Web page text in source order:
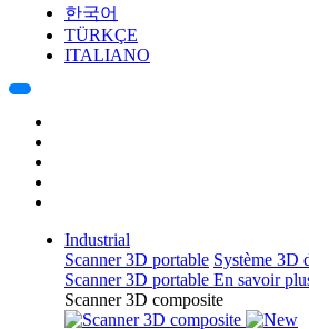
한국어
TÜRKÇE
ITALIANO
Industrial
Scanner 3D portable Système 3D
Scanner 3D portable En savoir
Scanner 3D composite